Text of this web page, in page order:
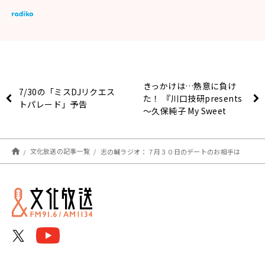
7/30の「ミスDJリクエス
トパレード」予告
きっかけは…熱意に負け
た！ 『川口技研presents
～久保純子 My Sweet
文化放送の記事一覧 志の輔ラジオ：７月３０日のデートのお相手は